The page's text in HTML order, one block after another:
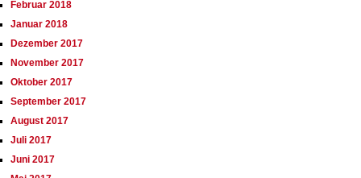
Februar 2018
Januar 2018
Dezember 2017
November 2017
Oktober 2017
September 2017
August 2017
Juli 2017
Juni 2017